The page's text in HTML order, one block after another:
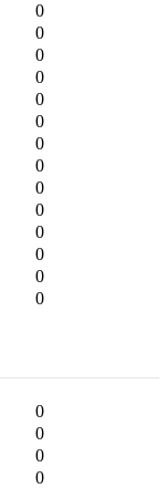
0
0
0
0
0
0
0
0
0
0
0
0
0
0
0
0
0
0